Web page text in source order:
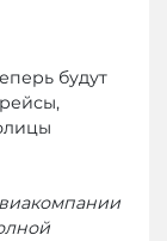
будут